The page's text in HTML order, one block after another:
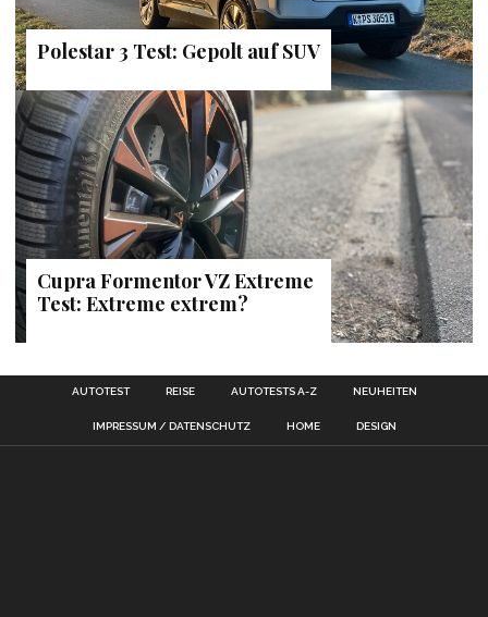
Polestar 3 Test: Gepolt auf SUV
Cupra Formentor VZ Extreme
Test: Extreme extrem?
AUTOTEST REISE AUTOTESTS A-Z NEUHEITEN
IMPRESSUM / DATENSCHUTZ HOME DESIGN